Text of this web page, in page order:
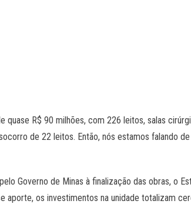
quase R$ 90 milhões, com 226 leitos, salas
de 22 leitos. Então, nós estamos falando
Governo de Minas à finalização das obras, o
aporte, os investimentos na unidade totalizam